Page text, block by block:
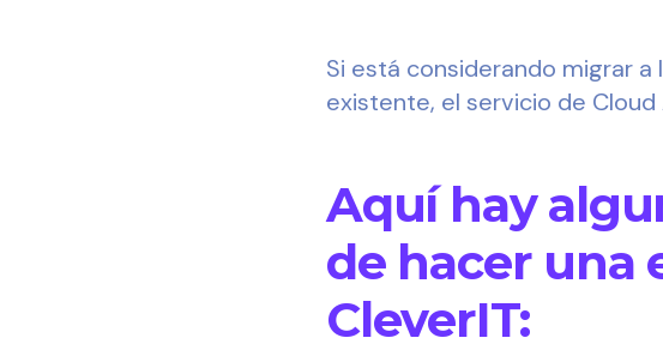
Si está considerando migrar
existente, el servicio de
Aquí hay
de hacer una
CleverIT: